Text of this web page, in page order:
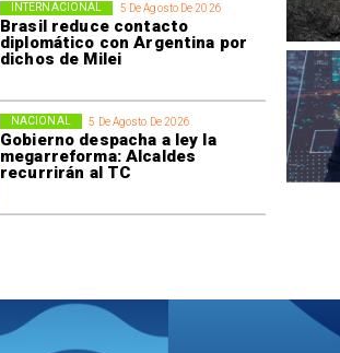
5 De Agosto De 2026
Brasil reduce contacto
diplomático con Argentina por
dichos de Milei
INTERNACIONAL
5 De Agosto De 2026
Gobierno despacha a ley la
megarreforma: Alcaldes
recurrirán al TC
NACIONAL